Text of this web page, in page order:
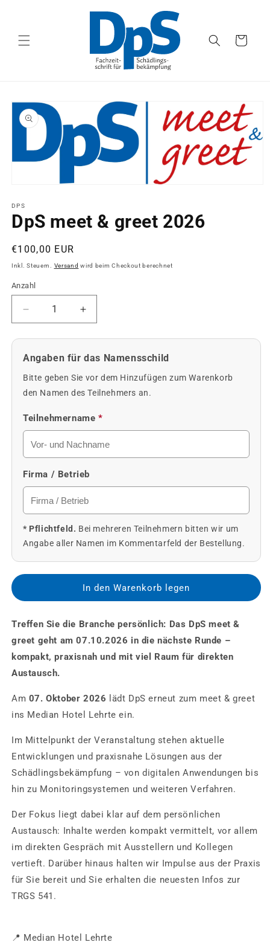
Warenkorb
in
Modal
öffnen
DPS
DpS meet & greet 2026
Normaler
Preis
€100,00 EUR
Inkl. Steuern. Versand wird beim Checkout berechnet
Anzahl
Anzahl
Verringere
die
Menge
für
DpS
meet
&amp;
2026
Erhöhe
die
Menge
für
DpS
meet
&amp;
2026
Angaben für das Namensschild
Bitte geben Sie vor dem Hinzufügen zum Warenkorb
den Namen des Teilnehmers an.
Teilnehmername *
Firma / Betrieb
* Pflichtfeld. Bei mehreren Teilnehmern bitten wir um
Angabe aller Namen im Kommentarfeld der Bestellung.
In den Warenkorb legen
Treffen Sie die Branche persönlich: Das DpS meet &
greet geht am 07.10.2026 in die nächste Runde –
kompakt, praxisnah und mit viel Raum für direkten
Austausch.
Am 07. Oktober 2026 lädt DpS erneut zum meet & greet
ins Median Hotel Lehrte ein.
Im Mittelpunkt der Veranstaltung stehen aktuelle
Entwicklungen und praxisnahe Lösungen aus der
Schädlingsbekämpfung – von digitalen Anwendungen bis
hin zu Monitoringsystemen und weiteren Verfahren.
Der Fokus liegt dabei klar auf dem persönlichen
Austausch: Inhalte werden kompakt vermittelt, vor allem
im direkten Gespräch mit Ausstellern und Kollegen
vertieft. Darüber hinaus halten wir Impulse aus der Praxis
für Sie bereit und Sie erhalten die neuesten Infos zur
TRGS 541.
📍 Median Hotel Lehrte